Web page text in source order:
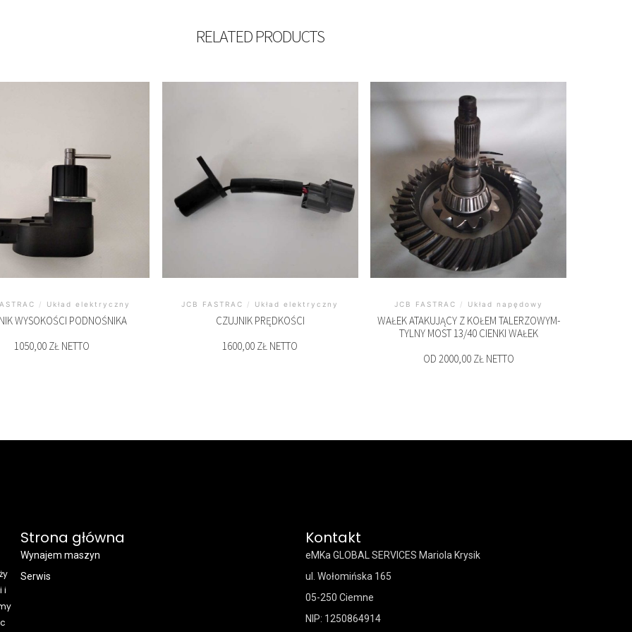
RELATED PRODUCTS
/ Układ elektryczny
WYSOKOŚCI PODNOŚNIKA
1050,00 ZŁ NETTO
JCB FASTRAC / Układ elektryczny
CZUJNIK PRĘDKOŚCI
1600,00 ZŁ NETTO
JCB FASTRAC / Układ napędowy
WAŁEK ATAKUJĄCY Z KOŁEM TALERZOWYM-
TYLNY MOST 13/40 CIENKI WAŁEK
OD 2000,00 ZŁ NETTO
i
Strona główna
Wynajem maszyn
Serwis
Kontakt
eMKa GLOBAL SERVICES Mariola Krysik
ul. Wołomińska 165
05-250 Ciemne
NIP: 1250864914